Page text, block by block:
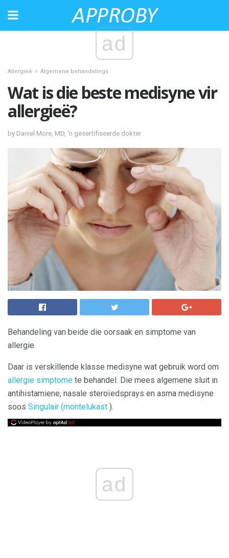
ad
Allergieë Algemene behandelings
Wat is die beste medisyne vir
allergieë?
by Daniel More, MD, 'n gesertifiseerde dokter
Behandeling van beide die oorsaak en simptome van
allergie
Daar is verskillende klasse medisyne wat gebruik word om
allergie simptome te behandel. Die mees algemene sluit in
antihistamiene, nasale steroïedsprays en asma medisyne
soos Singulair (montelukast ).
ad